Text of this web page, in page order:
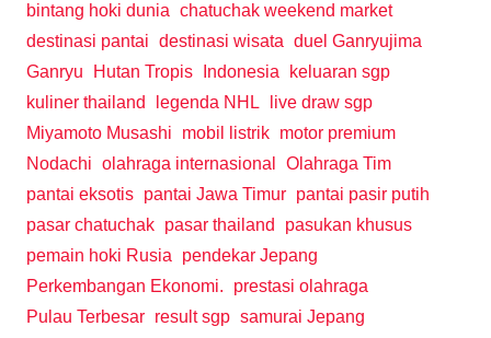
bintang hoki dunia chatuchak weekend market
destinasi pantai destinasi wisata duel Ganryujima
Ganryu
Hutan Tropis Indonesia
keluaran sgp
kuliner thailand
legenda NHL
live draw sgp
Miyamoto Musashi
mobil listrik motor premium
Nodachi olahraga internasional
Olahraga Tim
pantai eksotis pantai Jawa Timur pantai pasir putih
pasar chatuchak pasar thailand
pasukan khusus
pemain hoki Rusia
pendekar Jepang
Perkembangan Ekonomi.
prestasi olahraga
Pulau Terbesar result sgp samurai Jepang